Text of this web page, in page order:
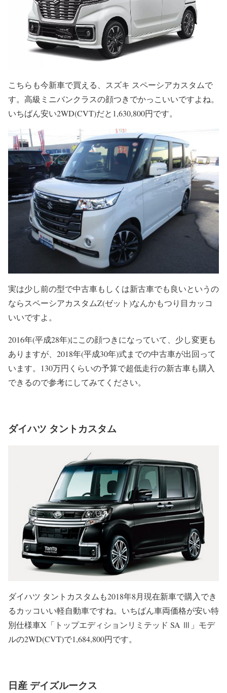
こちらも今新車で買える、スズキ スペーシアカスタムで
す。高級ミニバンクラスの顔つきでかっこいいですよね。
いちばん安い2WD(CVT)だと1,630,800円です。
実は少し前の型で中古車もしくは新古車でも良いというの
ならスペーシアカスタムZ(ゼット)なんかもつり目カッコ
いいですよ。
2016年(平成28年)にこの顔つきになっていて、少し変更も
ありますが、2018年(平成30年)式までの中古車が出回って
います。130万円くらいの予算で超低走行の新古車も購入
できるので参考にしてみてください。
ダイハツ タントカスタム
ダイハツ タントカスタムも2018年8月現在新車で購入でき
るカッコいい軽自動車ですね。いちばん車両価格が安い特
別仕様車X「トップエディションリミテッド SA Ⅲ」モデ
ルの2WD(CVT)で1,684,800円です。
日産 デイズルークス